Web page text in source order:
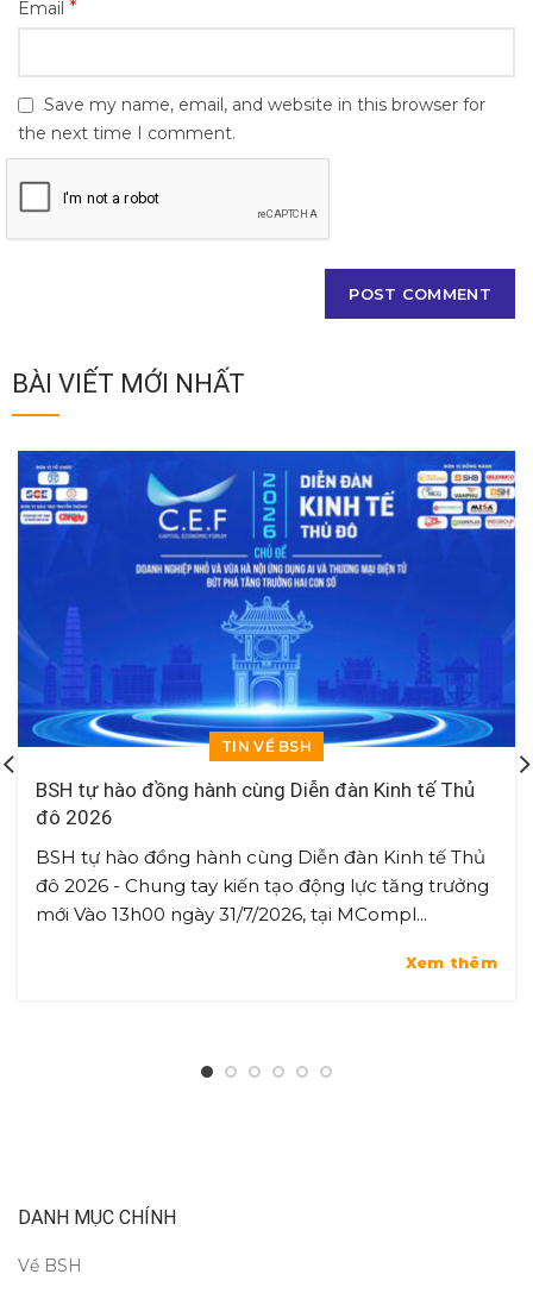
Email *
Save my name, email, and website in this browser for
the next time I comment.
BÀI VIẾT MỚI NHẤT
TIN VỀ BSH
BSH tự hào đồng hành cùng Diễn đàn Kinh tế Thủ
đô 2026
BSH tự hào đồng hành cùng Diễn đàn Kinh tế Thủ
đô 2026 - Chung tay kiến tạo động lực tăng trưởng
mới Vào 13h00 ngày 31/7/2026, tại MCompl...
Xem thêm
DANH MỤC CHÍNH
Về BSH